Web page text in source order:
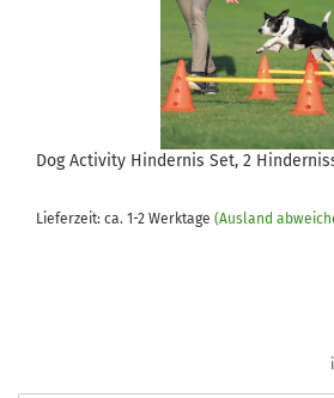
Dog Activity Hindernis Set, 2
Lieferzeit: ca. 1-2 Werktage (Ausland